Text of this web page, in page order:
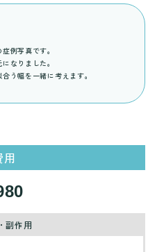
例写真です。
なりました。
う幅を一緒に考えます。
用
副作用